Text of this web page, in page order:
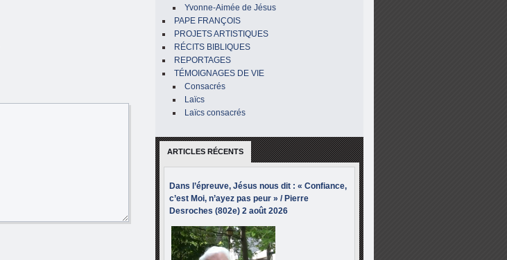
Yvonne-Aimée de Jésus
PAPE FRANÇOIS
PROJETS ARTISTIQUES
RÉCITS BIBLIQUES
REPORTAGES
TÉMOIGNAGES DE VIE
Consacrés
Laïcs
Laïcs consacrés
ARTICLES RÉCENTS
Dans l’épreuve, Jésus nous dit : « Confiance,
c’est Moi, n’ayez pas peur » / Pierre
Desroches (802e) 2 août 2026